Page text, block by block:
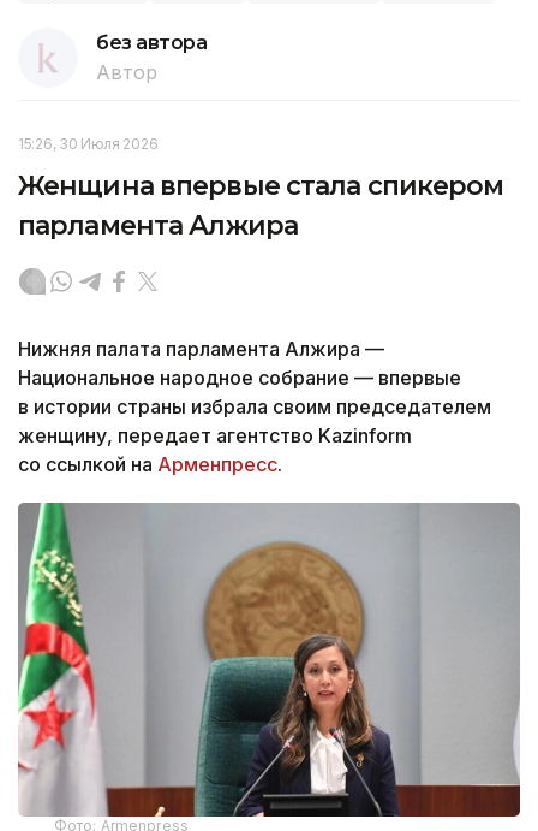
без автора
Автор
15:26, 30 Июля 2026
Женщина впервые стала спикером
парламента Алжира
Нижняя палата парламента Алжира —
Национальное народное собрание — впервые
в истории страны избрала своим председателем
женщину, передает агентство Kazinform
со ссылкой на Арменпресс.
Фото: Armenpress